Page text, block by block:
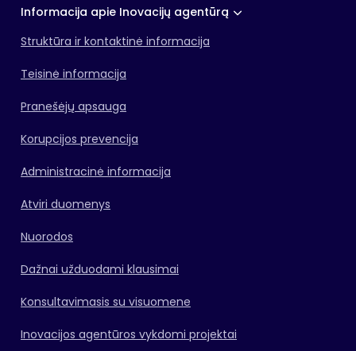
Informacija apie Inovacijų agentūrą
Struktūra ir kontaktinė informacija
Teisinė informacija
Pranešėjų apsauga
Korupcijos prevencija
Administracinė informacija
Atviri duomenys
Nuorodos
Dažnai užduodami klausimai
Konsultavimasis su visuomene
Inovacijos agentūros vykdomi projektai